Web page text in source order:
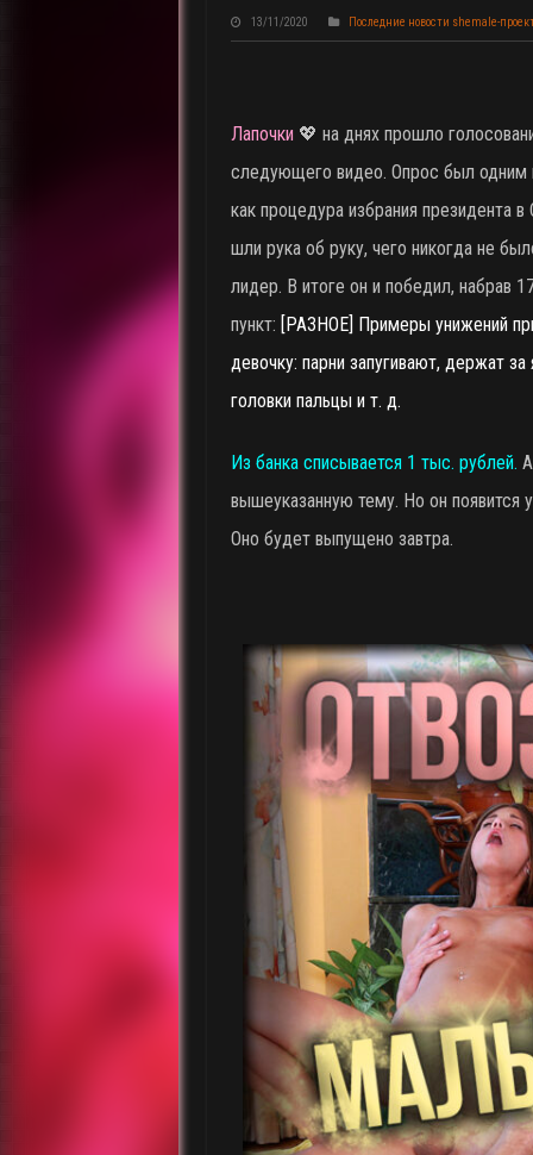
13/11/2020 Последние новости shemale-
Лапочки 💖 на днях прошло
следующего видео. Опрос был одним
как процедура избрания президента
шли рука об руку, чего никогда не
лидер. В итоге он и победил, набрав
пункт: [РАЗНОЕ] Примеры унижений
девочку: парни запугивают, держат за
головки пальцы и т. д.
Из банка списывается 1 тыс. рублей.
вышеуказанную тему. Но он появится
Оно будет выпущено завтра.